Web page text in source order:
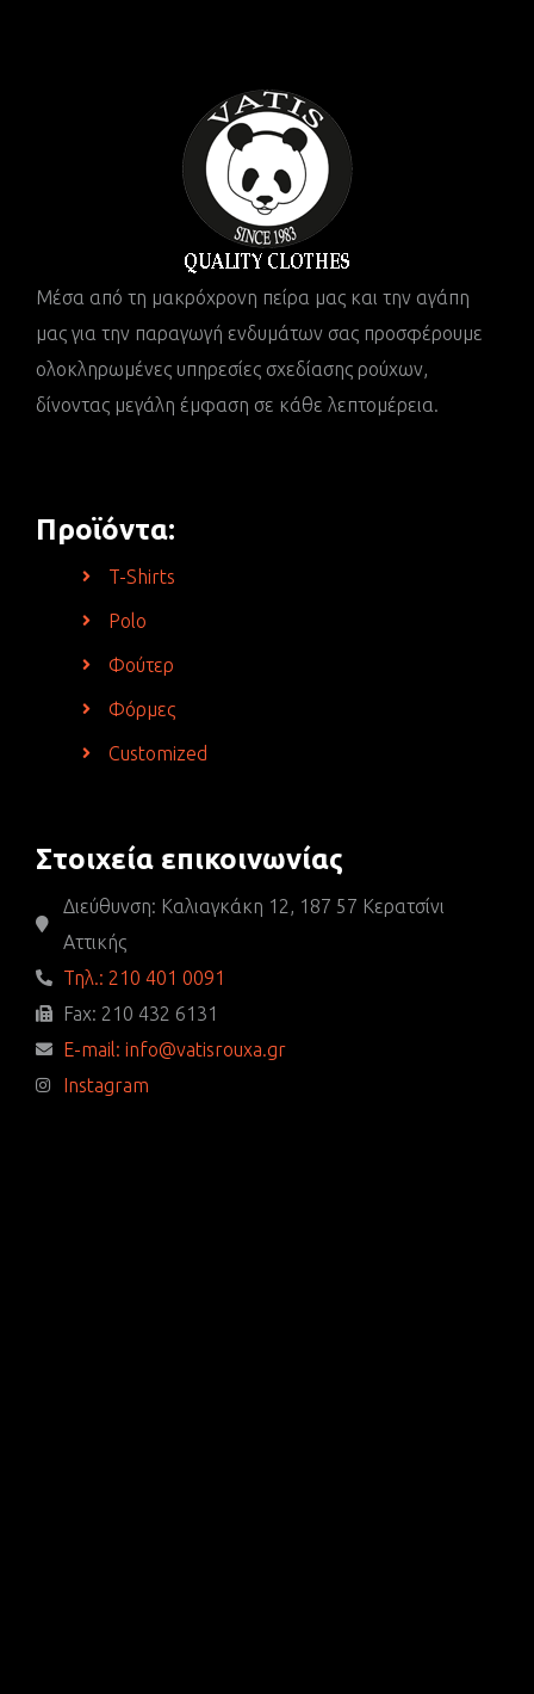
Μέσα από τη μακρόχρονη πείρα μας και την αγάπη
μας για την παραγωγή ενδυμάτων σας προσφέρουμε
ολοκληρωμένες υπηρεσίες σχεδίασης ρούχων,
δίνοντας μεγάλη έμφαση σε κάθε λεπτομέρεια.
Προϊόντα:
T-Shirts
Polo
Φούτερ
Φόρμες
Customized
Στοιχεία επικοινωνίας
Διεύθυνση: Καλιαγκάκη 12, 187 57 Κερατσίνι
Αττικής
Τηλ.: 210 401 0091
Fax: 210 432 6131
E-mail: info@vatisrouxa.gr
Instagram